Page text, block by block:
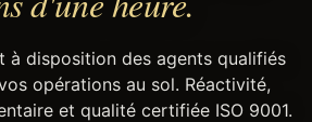
à disposition des agents qualifiés
opérations au sol. Réactivité,
et qualité certifiée ISO 9001.